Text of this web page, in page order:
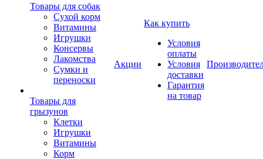
Товары для собак
Cухой корм
Витамины
Игрушки
Консервы
Лакомства
Сумки и
переноски
Товары для
грызунов
Клетки
Игрушки
Витамины
Корм
Акции
Как купить
Условия
оплаты
Условия
доставки
Гарантия
на товар